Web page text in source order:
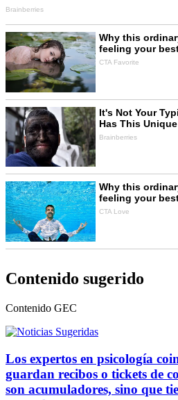
Contenido sugerido
Contenido GEC
Los expertos en psicología
guardan recibos o tickets de
son acumuladores, sino que